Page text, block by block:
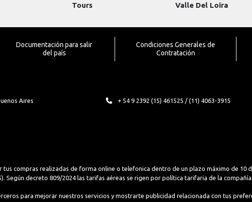
Tours Valle Del Loira
Documentación para salir
del país
Condiciones Generales de
Contratación
Aires + 54 9 2392 (15) 461525 / (11) 4063-3915
tus compras realizadas de forma online o telefonica dentro de un plazo máximo de 10
Según decreto 809/2024 las tarifas aéreas se rigen por política tarifaria de la
para mejorar nuestros servicios y mostrarte publicidad relacionada con tus